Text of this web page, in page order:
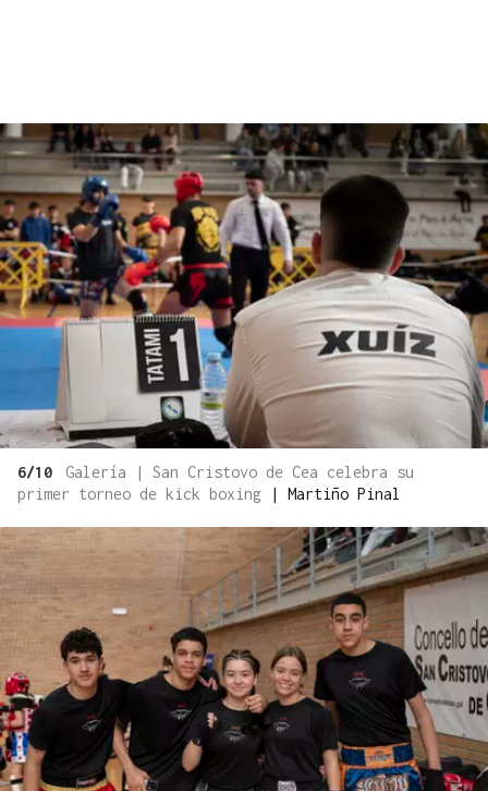
6/10
Galería | San Cristovo de Cea celebra su
primer torneo de kick boxing
| Martiño Pinal